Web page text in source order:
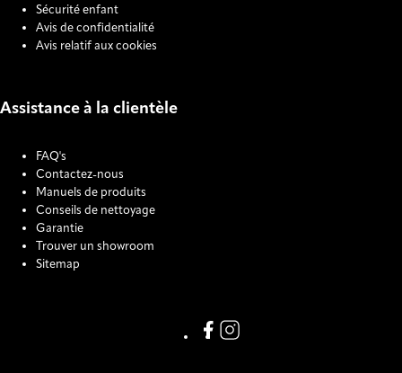
Sécurité enfant
Avis de confidentialité
Avis relatif aux cookies
Assistance à la clientèle
FAQ's
Contactez-nous
Manuels de produits
Conseils de nettoyage
Garantie
Trouver un showroom
Sitemap
Link missing Display text from
Link missing Display text